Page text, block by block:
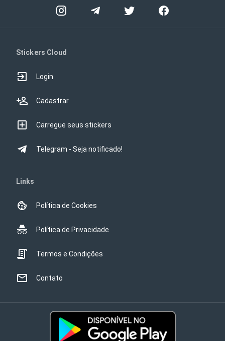
Stickers Cloud
Login
Cadastrar
Carregue seus stickers
Telegram - Seja notificado!
Links
Política de Cookies
Política de Privacidade
Termos e Condições
Contato